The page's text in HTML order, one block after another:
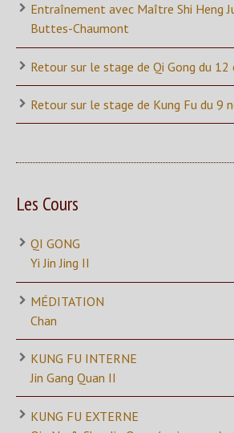
Entraînement avec Maître Shi Heng
Buttes-Chaumont
Retour sur le stage de Qi Gong du
Retour sur le stage de Kung Fu du 9
Les Cours
QI GONG
Yi Jin Jing II
MÉDITATION
Chan
KUNG FU INTERNE
Jin Gang Quan II
KUNG FU EXTERNE